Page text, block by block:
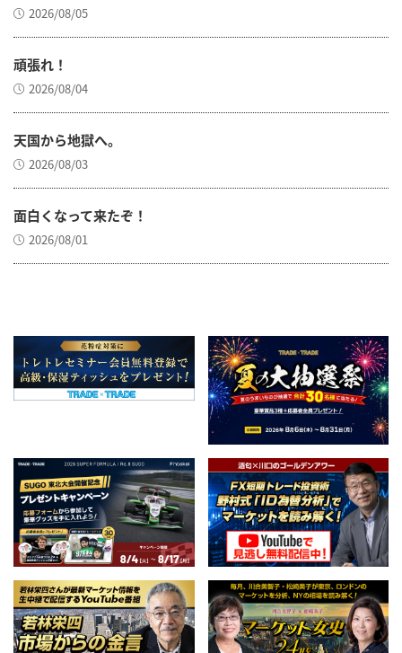
2026/08/05
頑張れ！
2026/08/04
天国から地獄へ。
2026/08/03
面白くなって来たぞ！
2026/08/01